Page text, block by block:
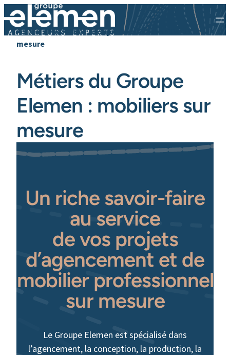
Accueil » Métiers du Groupe Elemen : mobiliers sur
mesure
Métiers du Groupe
Elemen : mobiliers sur
mesure
Un riche savoir-faire
au service
de vos projets
d’agencement et de
mobilier professionnel
sur mesure
Le Groupe Elemen est spécialisé dans
l’agencement, la conception, la production, la